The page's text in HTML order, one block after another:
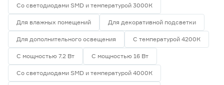
Со светодиодами SMD и температурой 3000К
Для влажных помещений Для декоративной подсветки
Для дополнительного освещения С температурой 4200К
С мощностью 7.2 Вт С мощностью 16 Вт
Со светодиодами SMD и температурой 4000К